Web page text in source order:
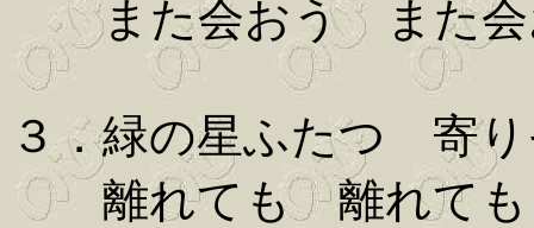
また会おう また会
３．緑の星ふたつ 寄
離れても 離れても